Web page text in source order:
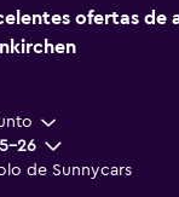
ofertas de
26
de Sunnycars